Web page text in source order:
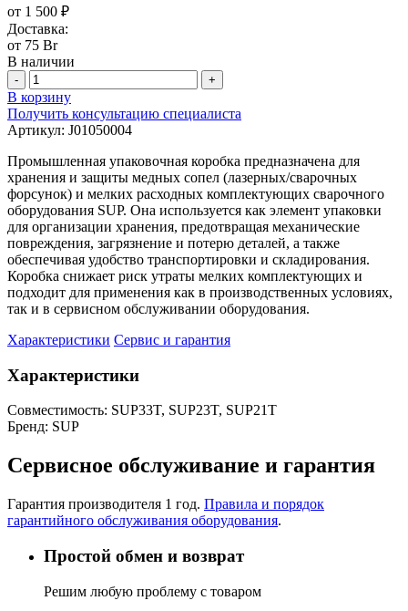
от 1 500 ₽
Доставка:
от 75 Br
В наличии
- +
В корзину
Получить консультацию специалиста
Артикул: J01050004
Промышленная упаковочная коробка предназначена для
хранения и защиты медных сопел (лазерных/сварочных
форсунок) и мелких расходных комплектующих сварочного
оборудования SUP. Она используется как элемент упаковки
для организации хранения, предотвращая механические
повреждения, загрязнение и потерю деталей, а также
обеспечивая удобство транспортировки и складирования.
Коробка снижает риск утраты мелких комплектующих и
подходит для применения как в производственных условиях,
так и в сервисном обслуживании оборудования.
Характеристики Сервис и гарантия
Характеристики
Совместимость: SUP33T, SUP23T, SUP21T
Бренд: SUP
Сервисное обслуживание и гарантия
Гарантия производителя 1 год. Правила и порядок
гарантийного обслуживания оборудования.
Простой обмен и возврат
Решим любую проблему с товаром